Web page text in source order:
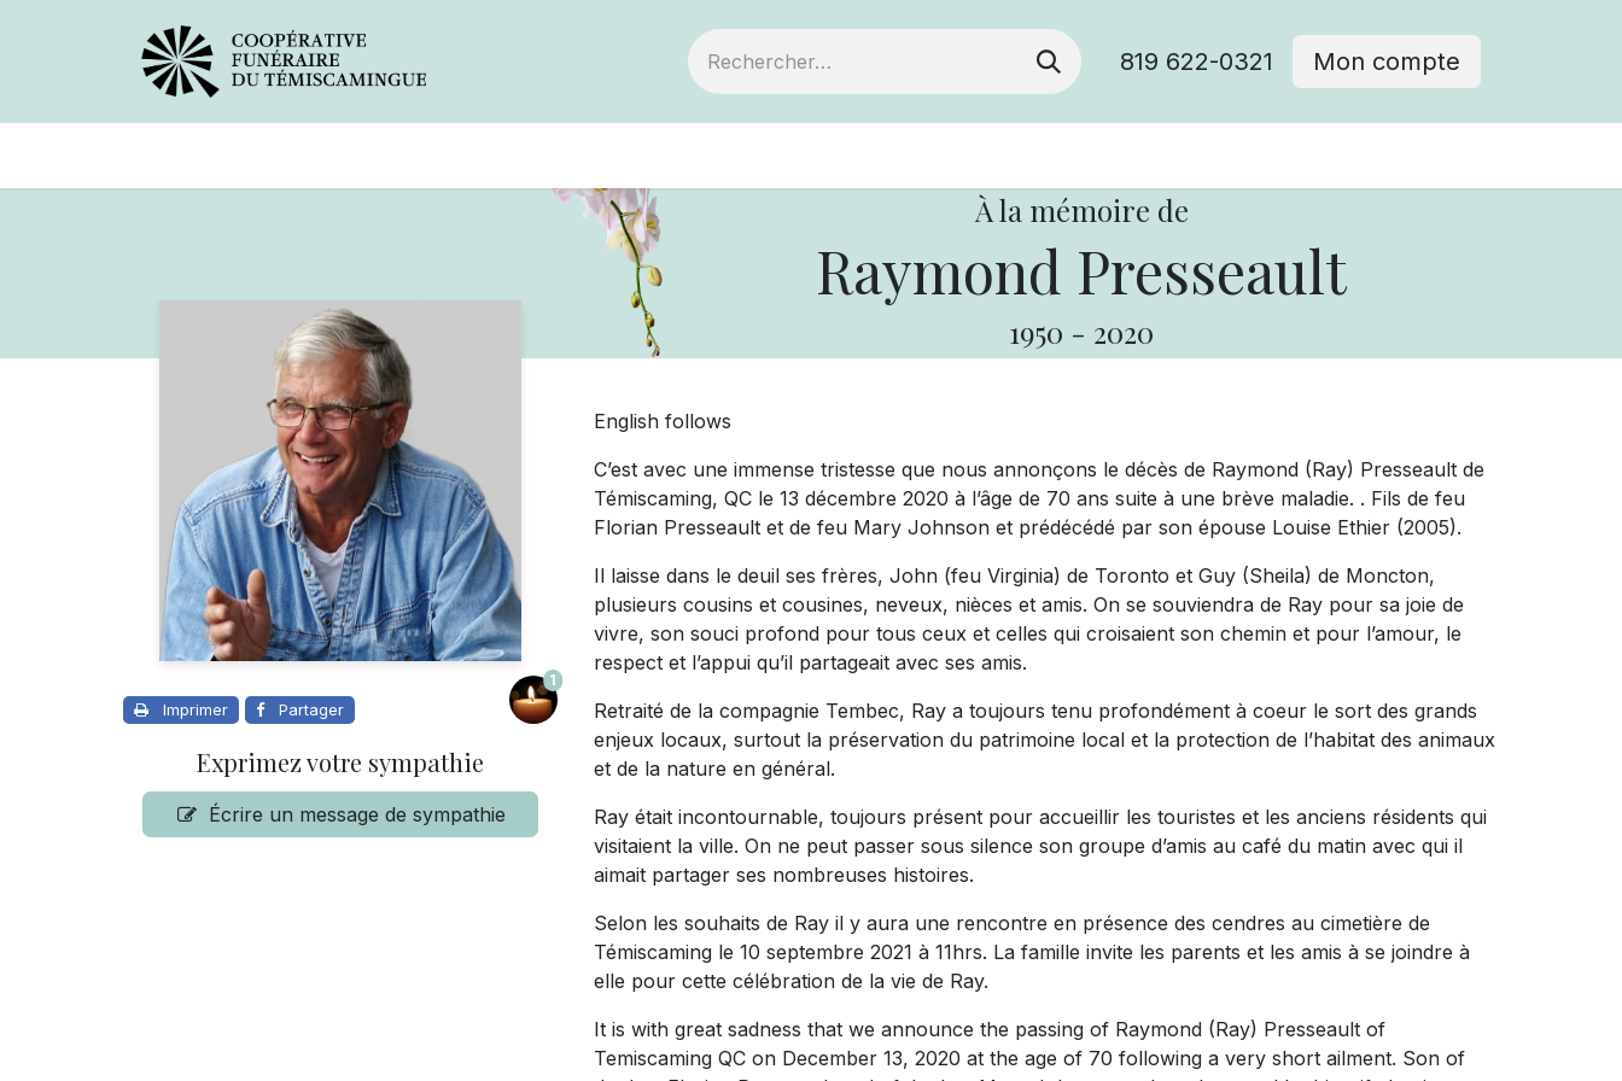
819 622-0321 Mon compte
À la mémoire de
Raymond Presseault
1950 - 2020
Imprimer Partager
1
Exprimez votre sympathie
Écrire un message de sympathie
English follows
C’est avec une immense tristesse que nous annonçons le décès de Raymond (Ray) Presseault de
Témiscaming, QC le 13 décembre 2020 à l’âge de 70 ans suite à une brève maladie. . Fils de feu
Florian Presseault et de feu Mary Johnson et prédécédé par son épouse Louise Ethier (2005).
Il laisse dans le deuil ses frères, John (feu Virginia) de Toronto et Guy (Sheila) de Moncton,
plusieurs cousins et cousines, neveux, nièces et amis. On se souviendra de Ray pour sa joie de
vivre, son souci profond pour tous ceux et celles qui croisaient son chemin et pour l’amour, le
respect et l’appui qu’il partageait avec ses amis.
Retraité de la compagnie Tembec, Ray a toujours tenu profondément à coeur le sort des grands
enjeux locaux, surtout la préservation du patrimoine local et la protection de l’habitat des animaux
et de la nature en général.
Ray était incontournable, toujours présent pour accueillir les touristes et les anciens résidents qui
visitaient la ville. On ne peut passer sous silence son groupe d’amis au café du matin avec qui il
aimait partager ses nombreuses histoires.
Selon les souhaits de Ray il y aura une rencontre en présence des cendres au cimetière de
Témiscaming le 10 septembre 2021 à 11hrs. La famille invite les parents et les amis à se joindre à
elle pour cette célébration de la vie de Ray.
It is with great sadness that we announce the passing of Raymond (Ray) Presseault of
Temiscaming QC on December 13, 2020 at the age of 70 following a very short ailment. Son of